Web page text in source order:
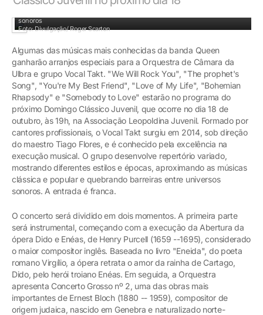
sonoros
Foto: Divulgação/ Roger Scarton
Algumas das músicas mais conhecidas da banda Queen
ganharão arranjos especiais para a Orquestra de Câmara da
Ulbra e grupo Vocal Takt. "We Will Rock You", "The prophet's
Song", "You're My Best Friend", "Love of My Life", "Bohemian
Rhapsody" e "Somebody to Love" estarão no programa do
próximo Domingo Clássico Juvenil, que ocorre no dia 18 de
outubro, às 19h, na Associação Leopoldina Juvenil. Formado por
cantores profissionais, o Vocal Takt surgiu em 2014, sob direção
do maestro Tiago Flores, e é conhecido pela excelência na
execução musical. O grupo desenvolve repertório variado,
mostrando diferentes estilos e épocas, aproximando as músicas
clássica e popular e quebrando barreiras entre universos
sonoros. A entrada é franca.
O concerto será dividido em dois momentos. A primeira parte
será instrumental, começando com a execução da Abertura da
ópera Dido e Enéas, de Henry Purcell (1659 --1695), considerado
o maior compositor inglês. Baseada no livro "Eneida", do poeta
romano Virgílio, a ópera retrata o amor da rainha de Cartago,
Dido, pelo herói troiano Enéas. Em seguida, a Orquestra
apresenta Concerto Grosso nº 2, uma das obras mais
importantes de Ernest Bloch (1880 -- 1959), compositor de
origem judaica, nascido em Genebra e naturalizado norte-